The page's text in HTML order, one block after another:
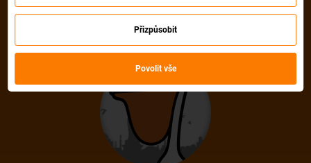
Vybrat jinou akční letenku
Přizpůsobit
Povolit vše